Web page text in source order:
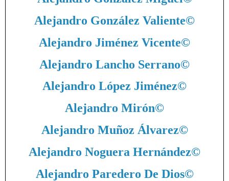
Alejandro González Valiente©
Alejandro Jiménez Vicente©
Alejandro Lancho Serrano©
Alejandro López Jiménez©
Alejandro Mirón©
Alejandro Muñoz Álvarez©
Alejandro Noguera Hernández©
Alejandro Paredero De Dios©